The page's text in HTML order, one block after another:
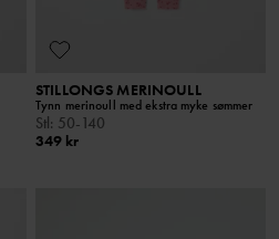
STILLONGS MERINOULL
Tynn merinoull med ekstra myke sømmer
Stl: 50-140
349 kr